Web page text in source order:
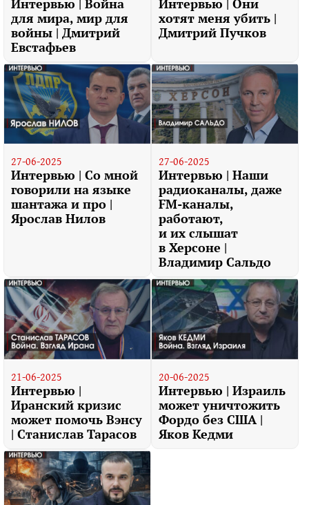
Интервью | Война
для мира, мир для
войны | Дмитрий
Евстафьев
Интервью | Они
хотят меня убить |
Дмитрий Пучков
27-06-2025
Интервью | Со мной
говорили на языке
шантажа и про |
Ярослав Нилов
27-06-2025
Интервью | Наши
радиоканалы, даже
FM-каналы,
работают,
и их слышат
в Херсоне |
Владимир Сальдо
21-06-2025
Интервью |
Иранский кризис
может помочь Вэнсу
| Станислав Тарасов
20-06-2025
Интервью | Израиль
может уничтожить
Фордо без США |
Яков Кедми